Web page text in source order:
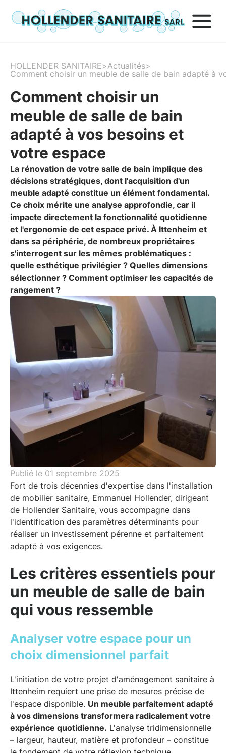
HOLLENDER SANITAIRE>Actualités>
Comment choisir un meuble de salle de bain adapté à
Comment choisir un
meuble de salle de bain
adapté à vos besoins et
votre espace
La rénovation de votre salle de bain implique des
décisions stratégiques, dont l'acquisition d'un
meuble adapté constitue un élément fondamental.
Ce choix mérite une analyse approfondie, car il
impacte directement la fonctionnalité quotidienne
et l'ergonomie de cet espace privé. À Ittenheim et
dans sa périphérie, de nombreux propriétaires
s'interrogent sur les mêmes problématiques :
quelle esthétique privilégier ? Quelles dimensions
sélectionner ? Comment optimiser les capacités de
rangement ?
Publié le 01 septembre 2025
Fort de trois décennies d'expertise dans l'installation
de mobilier sanitaire, Emmanuel Hollender, dirigeant
de Hollender Sanitaire, vous accompagne dans
l'identification des paramètres déterminants pour
réaliser un investissement pérenne et parfaitement
adapté à vos exigences.
Les critères essentiels pour
un meuble de salle de bain
qui vous ressemble
Analyser votre espace pour un
choix dimensionnel parfait
L'initiation de votre projet d'aménagement sanitaire à
Ittenheim requiert une prise de mesures précise de
l'espace disponible. Un meuble parfaitement adapté
à vos dimensions transformera radicalement votre
expérience quotidienne. L'analyse tridimensionnelle
– largeur, hauteur, matière et profondeur – constitue